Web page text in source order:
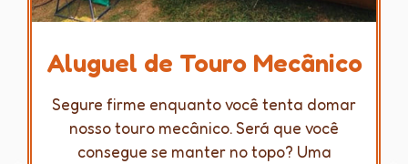
Aluguel de Touro Mecânico
Segure firme enquanto você tenta domar
nosso touro mecânico. Será que você
consegue se manter no topo? Uma